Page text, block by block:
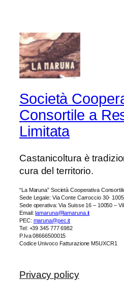
Società
Consortile a
Limitata
Castanicoltura è
cura del territorio.
“La Maruna” Società Cooperativa
Sede Legale: Via Conte Carroccio 30-
Sede operativa: Via Suisse 16 – 10050 –
Email:lamaruna@lamaruna.it
PEC: maruna@pec.it
Tel: +39 345 777 6982
P.Iva 08666500015
Codice Univoco Fatturazione M5UXCR1
Privacy policy